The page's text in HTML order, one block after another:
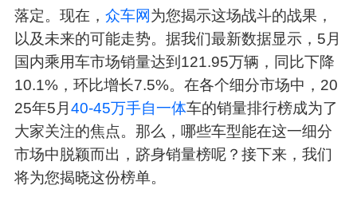
落定。现在， 众车网为您揭示这场战斗的战果，
以及未来的可能走势。据我们最新数据显示，5月
国内乘用车市场销量达到121.95万辆，同比下降
10.1%，环比增长7.5%。在各个细分市场中，20
25年5月 40-45万手自一体车的销量排行榜成为了
大家关注的焦点。那么，哪些车型能在这一细分
市场中脱颖而出，跻身销量榜呢？接下来，我们
将为您揭晓这份榜单。